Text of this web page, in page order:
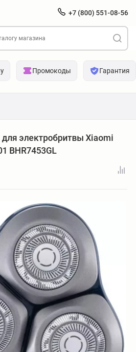
+7 (800) 551-08-56
Промокоды Гарантия
электробритвы Xiaomi
BHR7453GL